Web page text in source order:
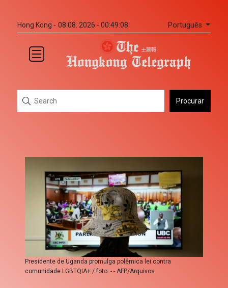
Hong Kong - 08.08. 2026 - 00:49:08 Português
Procurar
Presidente de Uganda promulga polêmica lei contra
comunidade LGBTQIA+ / foto: - - AFP/Arquivos